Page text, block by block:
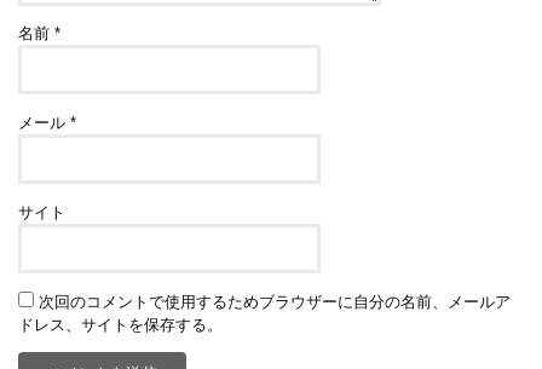
名前*
メール*
サイト
次回のコメントで使用するためブラウザーに自分の名前、メールア
ドレス、サイトを保存する。